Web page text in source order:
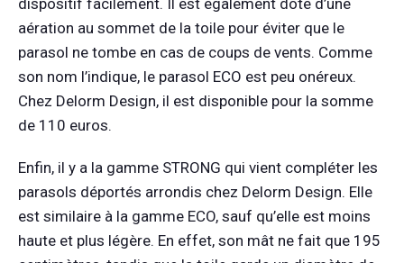
dispositif facilement. Il est également doté d’une
aération au sommet de la toile pour éviter que le
parasol ne tombe en cas de coups de vents. Comme
son nom l’indique, le parasol ECO est peu onéreux.
Chez Delorm Design, il est disponible pour la somme
de 110 euros.
Enfin, il y a la gamme STRONG qui vient compléter les
parasols déportés arrondis chez Delorm Design. Elle
est similaire à la gamme ECO, sauf qu’elle est moins
haute et plus légère. En effet, son mât ne fait que 195